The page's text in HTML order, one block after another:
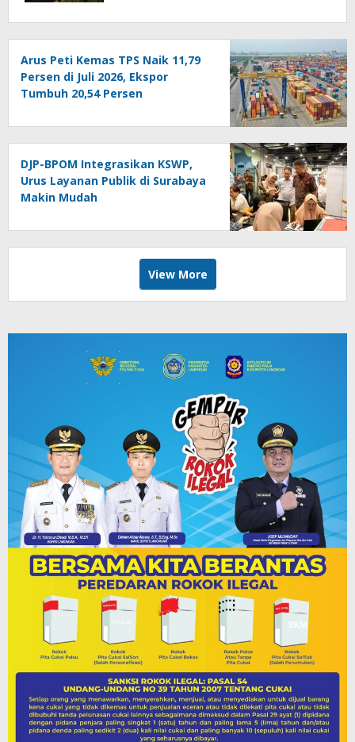
Arus Peti Kemas TPS Naik 11,79
Persen di Juli 2026, Ekspor
Tumbuh 20,54 Persen
DJP-BPOM Integrasikan KSWP,
Urus Layanan Publik di Surabaya
Makin Mudah
View More